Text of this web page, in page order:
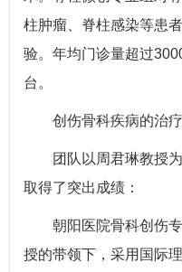
柱肿瘤、脊柱感染等患
验。年均门诊量超过
台。
创伤骨科疾病的治疗
团队以周君琳教授为
取得了突出成绩：
朝阳医院骨科创伤专
授的带领下，采用国际